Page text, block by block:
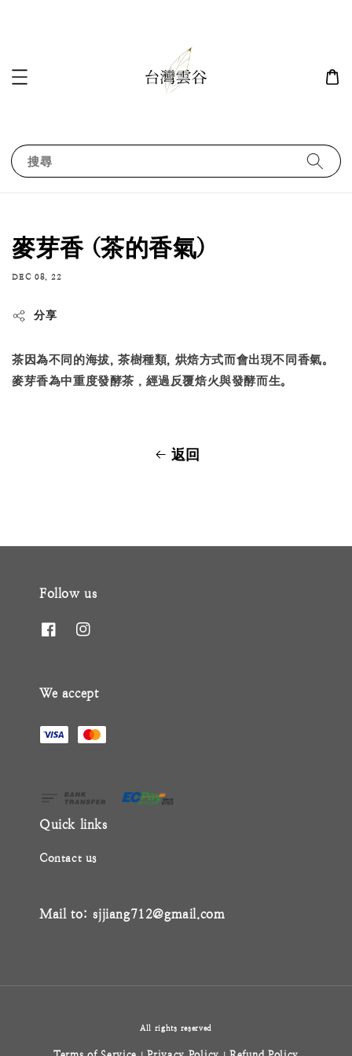
搜尋
麥芽香 (茶的香氣)
DEC 08, 22
分享
茶因為不同的海拔, 茶樹種類, 烘焙方式而會出現不同香氣。
麥芽香為中重度發酵茶，經過反覆焙火與發酵而生。
返回
Follow us
We accept
Quick links
Contact us
Mail to: sjjiang712@gmail.com
All rights reserved